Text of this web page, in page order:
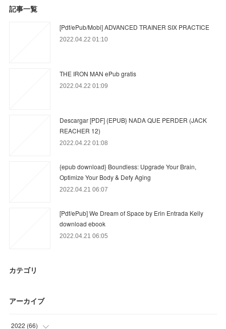
記事一覧
[Pdf/ePub/Mobi] ADVANCED TRAINER SIX PRACTICE
2022.04.22 01:10
THE IRON MAN ePub gratis
2022.04.22 01:09
Descargar [PDF] {EPUB} NADA QUE PERDER (JACK
REACHER 12)
2022.04.22 01:08
{epub download} Boundless: Upgrade Your Brain,
Optimize Your Body & Defy Aging
2022.04.21 06:07
[Pdf/ePub] We Dream of Space by Erin Entrada Kelly
download ebook
2022.04.21 06:05
カテゴリ
アーカイブ
2022 (66)